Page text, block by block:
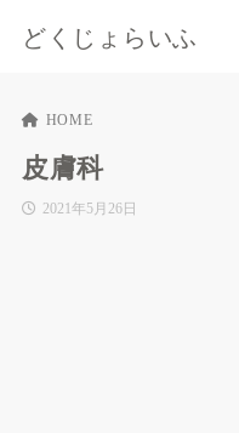
どくじょらいふ
HOME
皮膚科
2021年5月26日